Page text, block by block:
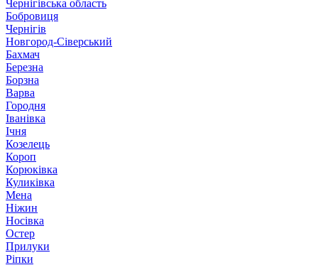
Чернігівська область
Бобровиця
Чернігів
Новгород-Сіверський
Бахмач
Березна
Борзна
Варва
Городня
Іванівка
Ічня
Козелець
Короп
Корюківка
Куликівка
Мена
Ніжин
Носівка
Остер
Прилуки
Ріпки